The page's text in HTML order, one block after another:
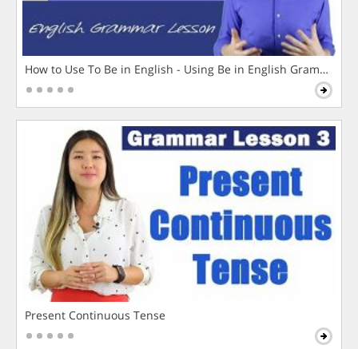
How to Use To Be in English - Using Be in English Grammar
Present Continuous Tense